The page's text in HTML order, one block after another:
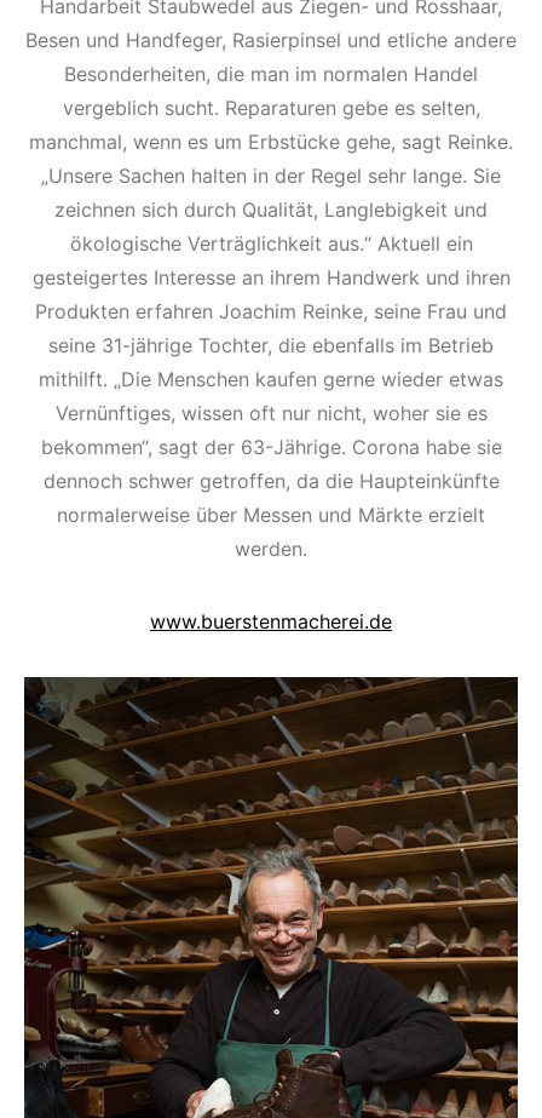
Handarbeit Staubwedel aus Ziegen- und Rosshaar,
Besen und Handfeger, Rasierpinsel und etliche andere
Besonderheiten, die man im normalen Handel
vergeblich sucht. Reparaturen gebe es selten,
manchmal, wenn es um Erbstücke gehe, sagt Reinke.
„Unsere Sachen halten in der Regel sehr lange. Sie
zeichnen sich durch Qualität, Langlebigkeit und
ökologische Verträglichkeit aus.“ Aktuell ein
gesteigertes Interesse an ihrem Handwerk und ihren
Produkten erfahren Joachim Reinke, seine Frau und
seine 31-jährige Tochter, die ebenfalls im Betrieb
mithilft. „Die Menschen kaufen gerne wieder etwas
Vernünftiges, wissen oft nur nicht, woher sie es
bekommen“, sagt der 63-Jährige. Corona habe sie
dennoch schwer getroffen, da die Haupteinkünfte
normalerweise über Messen und Märkte erzielt
werden.
www.buerstenmacherei.de